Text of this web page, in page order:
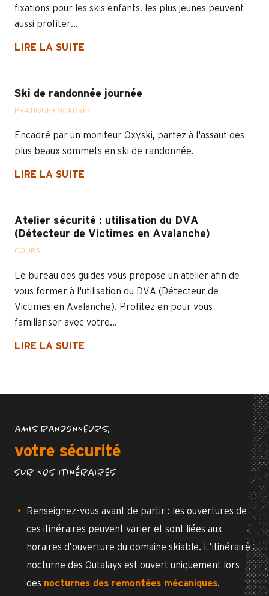
fixations pour les skis enfants, les plus jeunes peuvent
aussi profiter...
LIRE LA SUITE
Ski de randonnée journée
PRATIQUE ENCADRÉE
Encadré par un moniteur Oxyski, partez à l'assaut des
plus beaux sommets en ski de randonnée.
LIRE LA SUITE
Atelier sécurité : utilisation du DVA
(Détecteur de Victimes en Avalanche)
COURS
Le bureau des guides vous propose un atelier afin de
vous former à l'utilisation du DVA (Détecteur de
Victimes en Avalanche). Profitez en pour vous
familiariser avec votre...
LIRE LA SUITE
AMIS RANDONNEURS,
votre sécurité
SUR NOS ITINÉRAIRES
Renseignez-vous avant de partir : les ouvertures de
ces itinéraires peuvent varier et sont liées aux
horaires d’ouverture du domaine skiable. L’itinéraire
nocturne des Outalays est ouvert uniquement lors
des nocturnes des remontées mécaniques.